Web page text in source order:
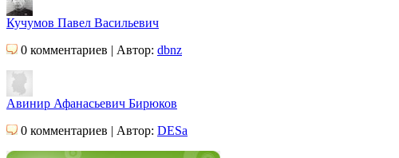
Кучумов Павел Васильевич
0 комментариев | Автор: dbnz
Авинир Афанасьевич Бирюков
0 комментариев | Автор: DESa